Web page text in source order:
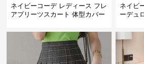
ネイビーコーデ レディース フレ
アプリーツスカート 体型カバー
ト
ネイビ
ーデュ